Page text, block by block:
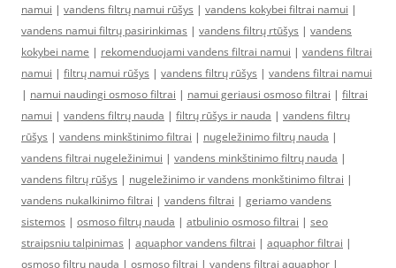
namui | vandens filtrų namui rūšys | vandens kokybei filtrai namui |
vandens namui filtrų pasirinkimas | vandens filtrų rtūšys | vandens
kokybei name | rekomenduojami vandens filtrai namui | vandens filtrai
namui | filtrų namui rūšys | vandens filtrų rūšys | vandens filtrai namui
| namui naudingi osmoso filtrai | namui geriausi osmoso filtrai | filtrai
namui | vandens filtrų nauda | filtrų rūšys ir nauda | vandens filtrų
rūšys | vandens minkštinimo filtrai | nugeležinimo filtrų nauda |
vandens filtrai nugeležinimui | vandens minkštinimo filtrų nauda |
vandens filtrų rūšys | nugeležinimo ir vandens monkštinimo filtrai |
vandens nukalkinimo filtrai | vandens filtrai | geriamo vandens
sistemos | osmoso filtrų nauda | atbulinio osmoso filtrai | seo
straipsniu talpinimas | aquaphor vandens filtrai | aquaphor filtrai |
osmoso filtrų nauda | osmoso filtrai | vandens filtrai aquaphor |